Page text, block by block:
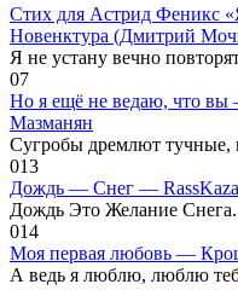
Стих для Астрид Феникс
Новенктура (Дмитрий
Я не устану вечно
07
Но я ещё не ведаю, что
Мазманян
Сугробы дремлют тучные,
013
Дождь — Снег —
Дождь Это Желание
014
Моя первая любовь —
А ведь я люблю, люблю